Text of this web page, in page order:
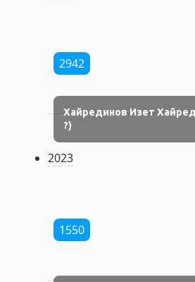
2942
Хайрединов Изет
?)
2023
1550